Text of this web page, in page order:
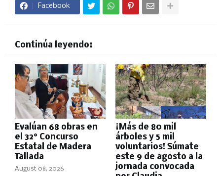
Facebook
Continúa leyendo:
Evalúan 68 obras en
el 32° Concurso
Estatal de Madera
Tallada
August 08, 2026
¡Más de 80 mil
árboles y 5 mil
voluntarios! Súmate
este 9 de agosto a la
jornada convocada